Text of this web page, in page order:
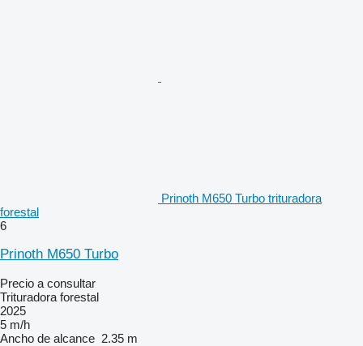
Prinoth M650 Turbo trituradora
forestal
6
Prinoth M650 Turbo
Precio a consultar
Trituradora forestal
2025
5 m/h
Ancho de alcance 2.35 m